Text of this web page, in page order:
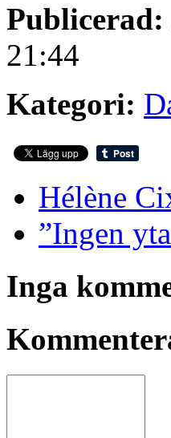
Publicerad:
21:44
Kategori:
Hélène
”Ingen
Inga